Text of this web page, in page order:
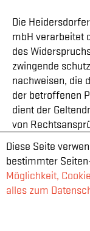
Diese Seite
bestimmter
Möglichkeit,
alles zum
Die
mbH verarbeitet
des
zwingende
nachweisen, die
der betroffenen
dient der
von
Verarbeitet die
Direktwerbung
das Recht,
der
Werbung